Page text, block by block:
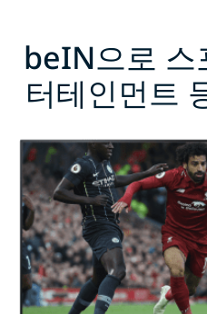
beIN으로 스
터테인먼트